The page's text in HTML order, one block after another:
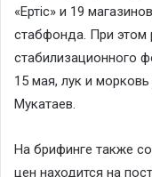
«Ертіс» и 19
стабфонда. При этом
стабилизационного
15 мая, лук и
Мукатаев.
На брифинге также
цен находится на